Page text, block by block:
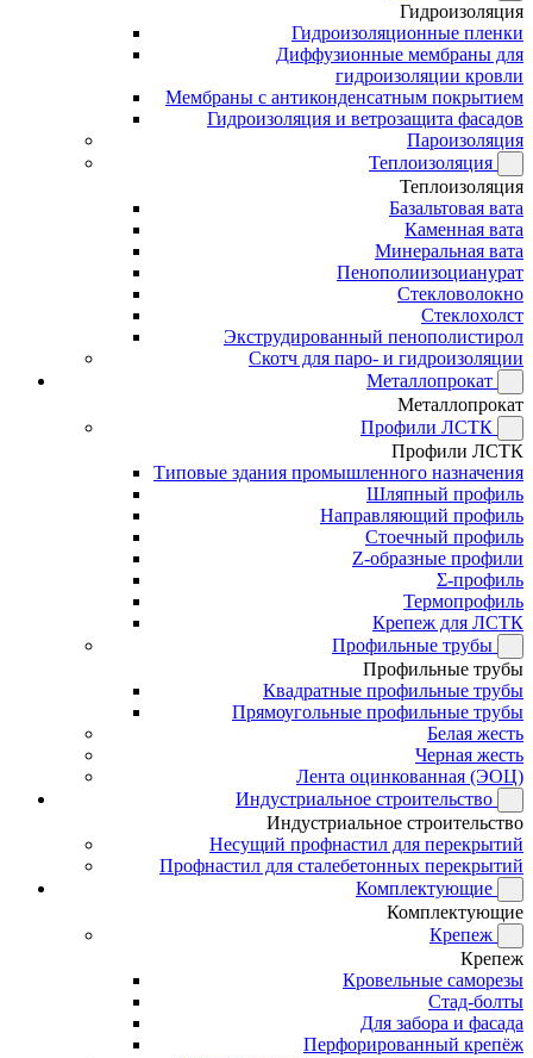
Гидроизоляция
Гидроизоляционные пленки
Диффузионные мембраны для
гидроизоляции кровли
Мембраны с антиконденсатным покрытием
Гидроизоляция и ветрозащита фасадов
Пароизоляция
Теплоизоляция
Теплоизоляция
Базальтовая вата
Каменная вата
Минеральная вата
Пенополиизоцианурат
Стекловолокно
Стеклохолст
Экструдированный пенополистирол
Скотч для паро- и гидроизоляции
Металлопрокат
Металлопрокат
Профили ЛСТК
Профили ЛСТК
Типовые здания промышленного назначения
Шляпный профиль
Направляющий профиль
Стоечный профиль
Z-образные профили
Σ-профиль
Термопрофиль
Крепеж для ЛСТК
Профильные трубы
Профильные трубы
Квадратные профильные трубы
Прямоугольные профильные трубы
Белая жесть
Черная жесть
Лента оцинкованная (ЭОЦ)
Индустриальное строительство
Индустриальное строительство
Несущий профнастил для перекрытий
Профнастил для сталебетонных перекрытий
Комплектующие
Комплектующие
Крепеж
Крепеж
Кровельные саморезы
Стад-болты
Для забора и фасада
Перфорированный крепёж